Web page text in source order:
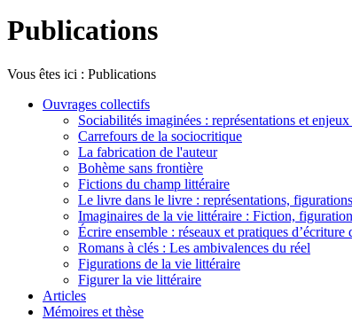
Publications
Vous êtes ici : Publications
Ouvrages collectifs
Sociabilités imaginées : représentations et
Carrefours de la sociocritique
La fabrication de l'auteur
Bohème sans frontière
Fictions du champ littéraire
Le livre dans le livre : représentations,
Imaginaires de la vie littéraire : Fiction,
Écrire ensemble : réseaux et pratiques
Romans à clés : Les ambivalences du réel
Figurations de la vie littéraire
Figurer la vie littéraire
Articles
Mémoires et thèse